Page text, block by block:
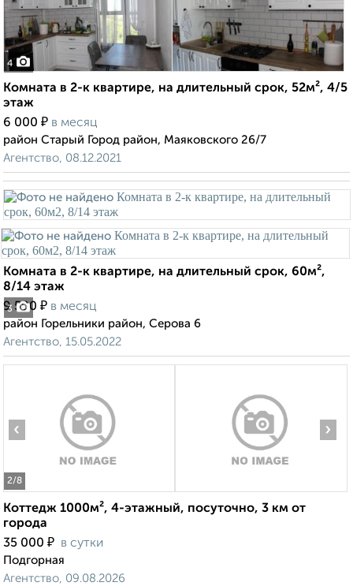
4
Комната в 2-к квартире, на длительный срок, 52м², 4/5
этаж
6 000 ₽ в месяц
район Старый Город район, Маяковского 26/7
Агентство, 08.12.2021
3
Комната в 2-к квартире, на длительный срок, 60м²,
8/14 этаж
9 500 ₽ в месяц
район Горельники район, Серова 6
Агентство, 15.05.2022
2/8
‹ ›
Коттедж 1000м², 4-этажный, посуточно, 3 км от
города
35 000 ₽ в сутки
Подгорная
Агентство, 09.08.2026